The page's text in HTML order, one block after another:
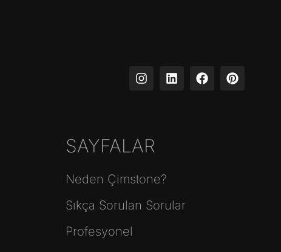
SAYFALAR
Neden Çimstone?
Sıkça Sorulan Sorular
Profesyonel